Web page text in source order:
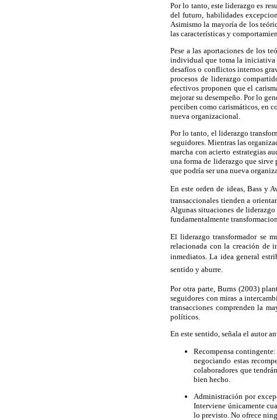
Por lo tanto, este liderazgo es
del futuro, habilidades
Asimismo la mayoría de los
las características y
Pese a las aportaciones de los
individual que toma la iniciativa
desafíos o conflictos internos
procesos de liderazgo
efectivos proponen que el
mejorar su desempeño. Por lo
perciben como carismáticos, en
nueva organizacional.
Por lo tanto, el liderazgo
seguidores. Mientras las
marcha con acierto estrategias
una forma de liderazgo que
que podría ser una nueva
En este orden de ideas, Bass y
transaccionales tienden a
Algunas situaciones de liderazgo
fundamentalmente
El liderazgo transformador se
relacionada con la creación de
inmediatos. La idea general
sentido y aburre.
Por otra parte, Burns (2003)
seguidores con miras a
transacciones comprenden la
políticos.
En este sentido, señala el autor
Recompensa
negociando estas
colaboradores que
bien hecho.
Administración por
Interviene únicamente
lo previsto. No ofrece